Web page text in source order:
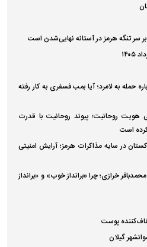
سر تنگه هرمز در آستانه نهایی‌شدن است
حمله به لامرد؛ آیا بمب فسفری به کار رفته
هویت روحانیت؛ پیوند روحانیت با قدرت
است
در سایه مذاکرات هرمز؛ آرایش امنیتی
خرازی؛ چرا «برانداز خوب» و «برانداز
پوست
گیلان